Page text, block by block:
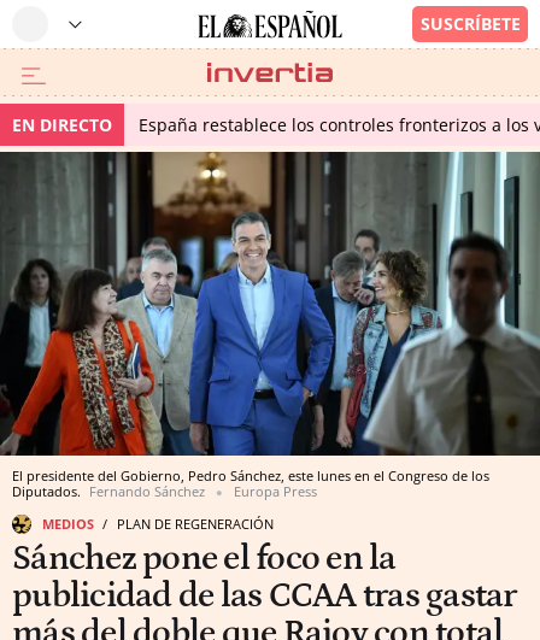
EN DIRECTO España restablece los controles fronterizos a
El presidente del Gobierno, Pedro Sánchez, este lunes en el Congreso de los
Diputados. Fernando Sánchez
Europa Press
MEDIOS
PLAN DE REGENERACIÓN
Sánchez pone el foco en la
publicidad de las CCAA tras gastar